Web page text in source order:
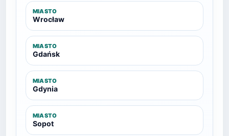
MIASTO
Wrocław
MIASTO
Gdańsk
MIASTO
Gdynia
MIASTO
Sopot